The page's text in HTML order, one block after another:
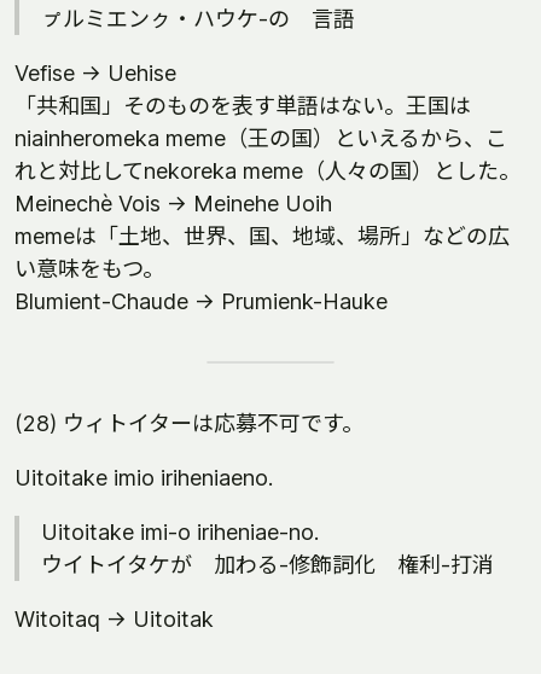
ㇷ゚ルミエンㇰ・ハウケ-の 言語
Vefise -> Uehise
「共和国」そのものを表す単語はない。王国は
niainheromeka meme（王の国）といえるから、こ
れと対比してnekoreka meme（人々の国）とした。
Meinechè Vois -> Meinehe Uoih
memeは「土地、世界、国、地域、場所」などの広
い意味をもつ。
Blumient-Chaude -> Prumienk-Hauke
(28) ウィトイターは応募不可です。
Uitoitake imio iriheniaeno.
Uitoitake imi-o iriheniae-no.
ウイトイタケが 加わる-修飾詞化 権利-打消
Witoitaq -> Uitoitak